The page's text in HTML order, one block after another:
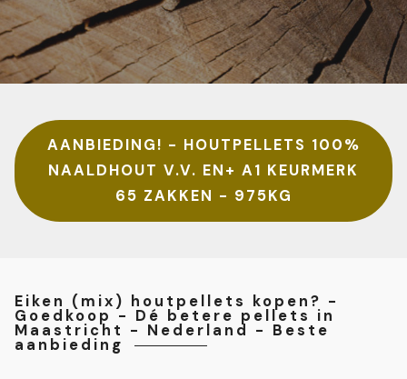
AANBIEDING! - HOUTPELLETS 100%
NAALDHOUT V.V. EN+ A1 KEURMERK
65 ZAKKEN - 975KG
Eiken (mix) houtpellets kopen? -
Goedkoop - Dé betere pellets in
Maastricht - Nederland - Beste
aanbieding